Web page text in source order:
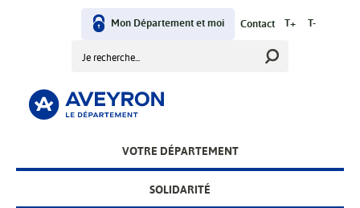
menu
Mon Département et moi Contact T+ T-
VOTRE DÉPARTEMENT
SOLIDARITÉ